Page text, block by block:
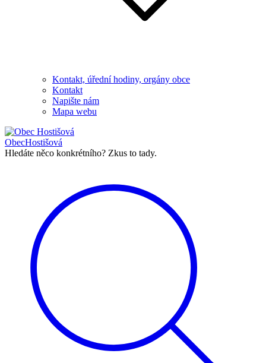
Kontakt, úřední hodiny, orgány obce
Kontakt
Napište nám
Mapa webu
ObecHostišová
Hledáte něco konkrétního? Zkus to tady.